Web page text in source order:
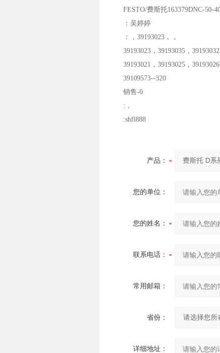
FESTO/费斯托163379DNC-50-
：吴婷婷
：，39193023，，
39193023，39193035，39193032
39193021，39193025，39193026
39109573--320
销售-0
:，
:shfl888
产品：
您的单位：
您的姓名：
联系电话：
常用邮箱：
省份：
详细地址：